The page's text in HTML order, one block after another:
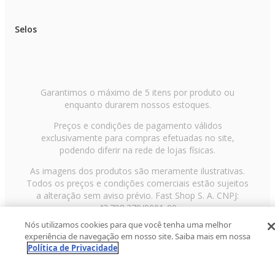
Selos
Garantimos o máximo de 5 itens por produto ou
enquanto durarem nossos estoques.
Preços e condições de pagamento válidos
exclusivamente para compras efetuadas no site,
podendo diferir na rede de lojas físicas.
As imagens dos produtos são meramente ilustrativas.
Todos os preços e condições comerciais estão sujeitos
a alteração sem aviso prévio. Fast Shop S. A. CNPJ:
43.708.379/0001-00
Avenida Zaki Narchi, nº 1650, sobreloja, Carandiru, São
Paulo/SP, CEP 02029-001, Telefone: 11 3003-3728 ©
2013 Fast Shop - Todos os direitos reservados
Nós utilizamos cookies para que você tenha uma melhor
experiência de navegação em nosso site. Saiba mais em nossa
Política de Privacidade